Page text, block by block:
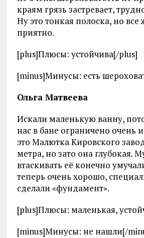
краям грязь застревает,
Ну это тонкая полоска, но все
приятно.
[plus]Плюсы: устойчива[/plus]
[minus]Минусы: есть
Ольга Матвеева
Искали маленькую ванну,
нас в бане ограничено
это Малютка Кировского
метра, но зато она глубокая.
втаскивать её конечно
теперь очень хорошо,
сделали «фундамент».
[plus]Плюсы: маленькая,
[minus]Минусы: не нашли[/